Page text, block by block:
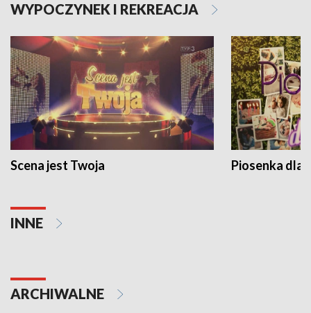
WYPOCZYNEK I REKREACJA
Scena jest Twoja Piosenka dla
INNE
ARCHIWALNE